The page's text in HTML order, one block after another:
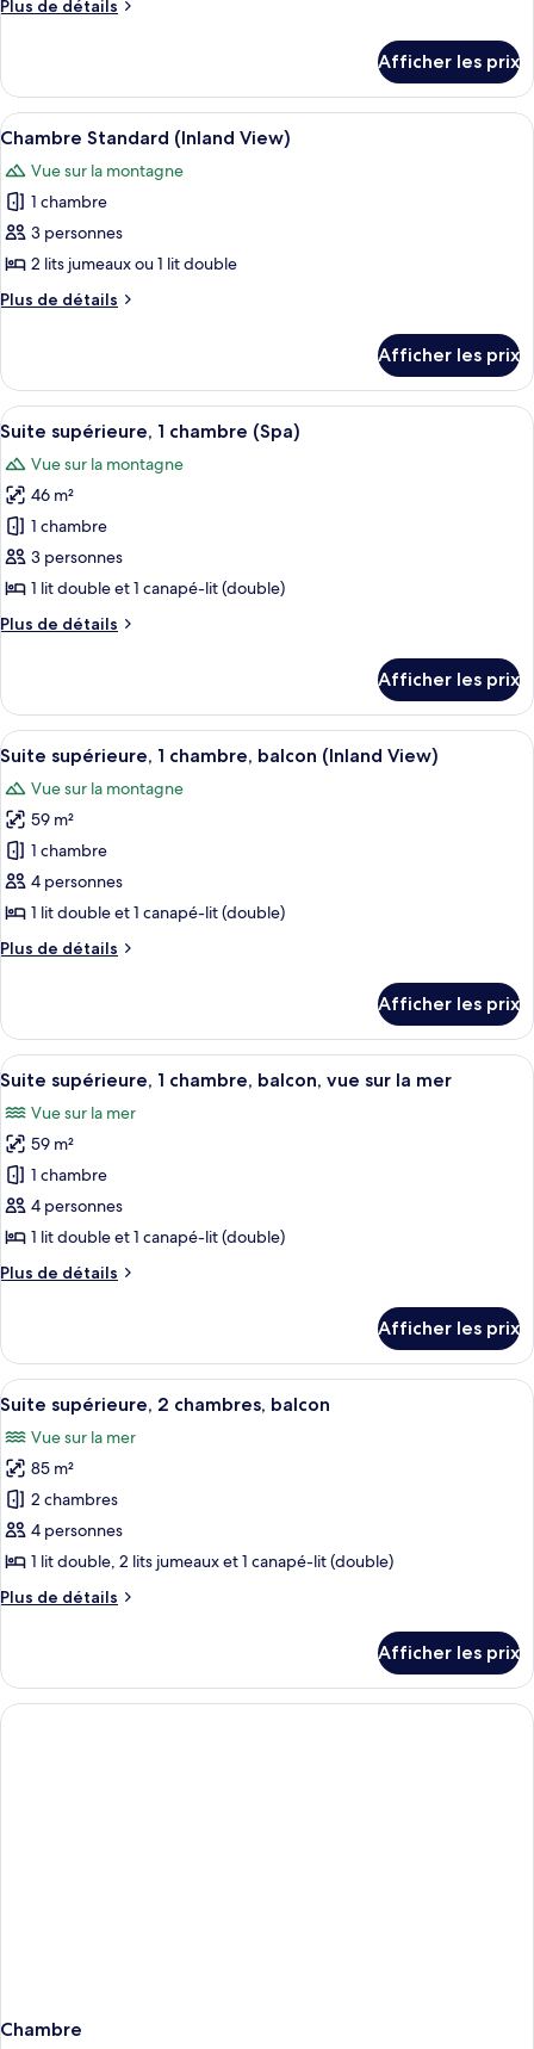
chambre :
balcon,
vue
la
mer
Plus de détails
Chambre
Standard,
balcon,
sur
la
Afficher les prix
Afficher
toutes
les
photos
pour
ce
type
de
Chambre
Standard
(Inland
View)
Une chambre d’hôtel moderne
5
Chambre Standard (Inland View)
Vue sur la montagne
1 chambre
3 personnes
2 lits jumeaux ou 1 lit double
Plus de détails
Plus
Chambre
Standard
(Inland
Afficher les prix
Afficher
toutes
les
photos
pour
ce
type
chambre :
chambre
Un hôtel doté de nombreux balcons,
6
Suite supérieure, 1 chambre (Spa)
Vue sur la montagne
46 m²
1 chambre
3 personnes
1 lit double et 1 canapé-lit (double)
Plus de détails
Plus
Suite
supérieure,
1
(Spa)
Afficher les prix
Afficher
toutes
les
photos
pour
ce
type
chambre :
chambre,
(Inland
View)
Un salon moderne avec un canapé,
7
Suite supérieure, 1 chambre, balcon (Inland View)
Vue sur la montagne
59 m²
1 chambre
4 personnes
1 lit double et 1 canapé-lit (double)
Plus de détails
Plus
Suite
supérieure,
1
chambre,
balcon
(Inland
View)
Afficher les prix
Afficher
toutes
les
photos
pour
ce
type
chambre :
chambre,
balcon,
vue
sur
la
mer
Une chambre d’hôtel avec un lit,
8
Suite supérieure, 1 chambre, balcon, vue sur la mer
Vue sur la mer
59 m²
1 chambre
4 personnes
1 lit double et 1 canapé-lit (double)
Plus de détails
Plus
Suite
supérieure,
1
chambre,
balcon,
vue
sur
la
mer
Afficher les prix
Afficher
toutes
les
photos
pour
ce
type
chambre :
2
chambres,
Une chambre d’hôtel moderne dotée
9
Suite supérieure, 2 chambres, balcon
Vue sur la mer
85 m²
2 chambres
4 personnes
1 lit double, 2 lits jumeaux et 1 canapé-lit (double)
Plus de détails
Plus
Suite
supérieure,
2
Afficher les prix
Chambre